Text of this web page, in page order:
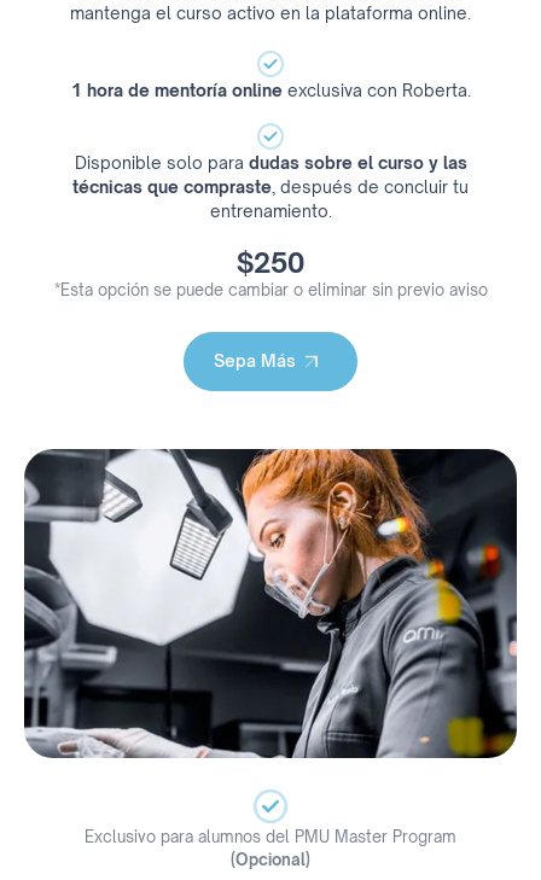
mantenga el curso activo en la plataforma online.
1 hora de mentoría online exclusiva con Roberta.
Disponible solo para dudas sobre el curso y las
técnicas que compraste , después de concluir tu
entrenamiento
$250
*Esta opción se puede cambiar o eliminar sin previo aviso
Sepa Más
Exclusivo para alumnos del PMU Master Program
(Opcional)